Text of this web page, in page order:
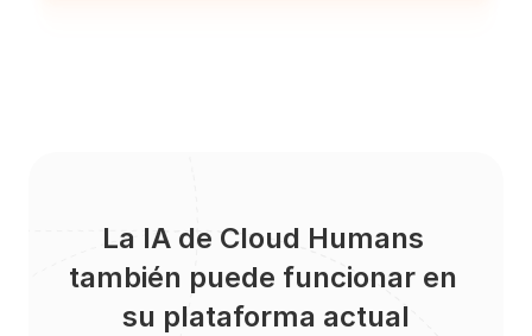
La IA de Cloud Humans
también puede funcionar en
su plataforma actual